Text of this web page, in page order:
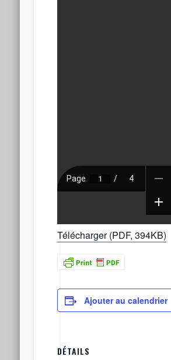
Télécharger (PDF, 394KB)
Ajouter au calendrier
DÉTAILS